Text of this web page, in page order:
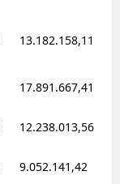
13.182.158,11
17.891.667,41
12.238.013,56
9.052.141,42